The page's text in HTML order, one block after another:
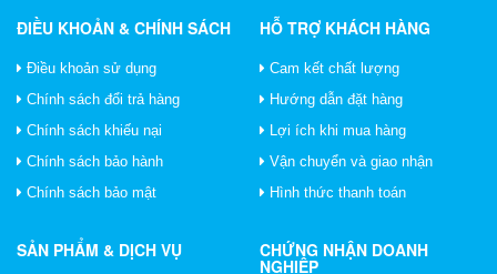
ĐIỀU KHOẢN & CHÍNH SÁCH
Điều khoản sử dụng
Chính sách đổi trả hàng
Chính sách khiếu nại
Chính sách bảo hành
Chính sách bảo mật
HỖ TRỢ KHÁCH HÀNG
Cam kết chất lượng
Hướng dẫn đặt hàng
Lợi ích khi mua hàng
Vận chuyển và giao nhận
Hình thức thanh toán
SẢN PHẨM & DỊCH VỤ CHỨNG NHẬN DOANH
NGHIỆP